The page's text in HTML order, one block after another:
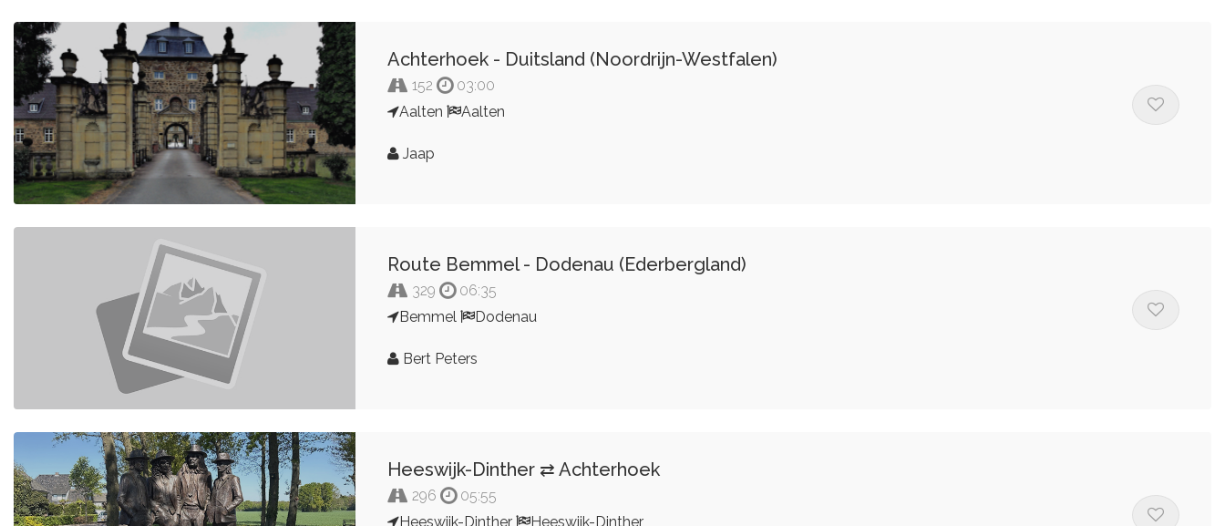
Achterhoek - Duitsland (Noordrijn-Westfalen)
152
03:00
Aalten
Aalten
Jaap
Route Bemmel - Dodenau (Ederbergland)
329
06:35
Bemmel
Dodenau
Bert Peters
Heeswijk-Dinther ⇄ Achterhoek
296
05:55
Heeswijk-Dinther
Heeswijk-Dinther